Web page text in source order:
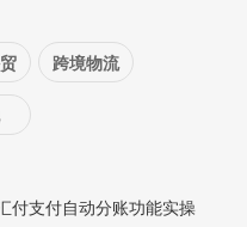
跨境物流
付支付自动分账功能实操